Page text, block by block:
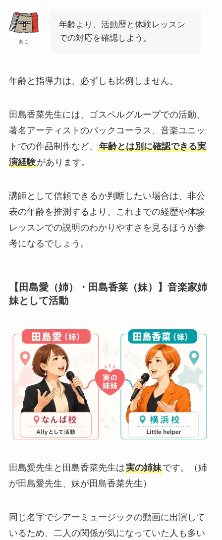
あこ
年齢より、活動歴と体験レッスン
での対応を確認しよう。
年齢と指導力は、必ずしも比例しません。
田島香菜先生には、ゴスペルグループでの活動、
著名アーティストのバックコーラス、音楽ユニッ
トでの作品制作など、 年齢とは別に確認できる実
演経験があります。
講師として信頼できるか判断したい場合は、非公
表の年齢を推測するより、これまでの経歴や体験
レッスンでの説明のわかりやすさを見るほうが参
考になるでしょう。
【田島愛（姉）・田島香菜（妹）】音楽家姉
妹として活動
田島愛先生と田島香菜先生は実の姉妹です。（姉
が田島愛先生、妹が田島香菜先生）
同じ名字でシアーミュージックの動画に出演して
いるため、二人の関係が気になっていた人も多い